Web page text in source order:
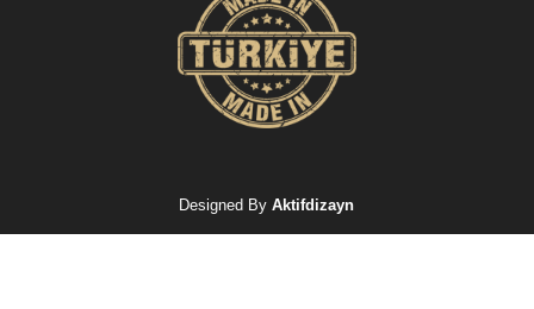
Designed ByAktifdizayn